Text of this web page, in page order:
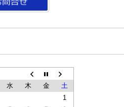
水 木 金
土
1